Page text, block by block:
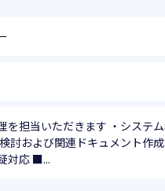
を担当いただきます ・システ
討および関連ドキュメント作
対応 ■...